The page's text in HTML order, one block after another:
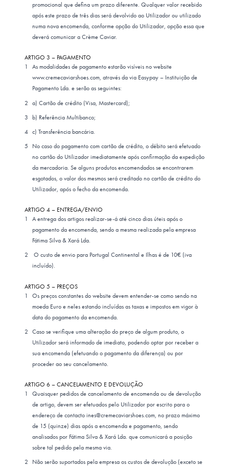
promocional que defina um prazo diferente. Qualquer valor recebido
após este prazo de três dias será devolvido ao Utilizador ou utilizado
numa nova encomenda, conforme opção do Utilizador, opção essa que
deverá comunicar a Crème Caviar.
ARTIGO 3 – PAGAMENTO
As modalidades de pagamento estarão visíveis no website
www.cremecaviarshoes.com, através da via Easypay – Instituição de
Pagamento Lda. e serão as seguintes:
a) Cartão de crédito (Visa, Mastercard);
b) Referência Multibanco;
c) Transferência bancária.
No caso do pagamento com cartão de crédito, o débito será efetuado
no cartão do Utilizador imediatamente após confirmação da expedição
da mercadoria. Se alguns produtos encomendados se encontrarem
esgotados, o valor dos mesmos será creditado no cartão de crédito do
Utilizador, após o fecho da encomenda.
ARTIGO 4 – ENTREGA/ENVIO
A entrega dos artigos realizar-se-á até cinco dias úteis após o
pagamento da encomenda, sendo a mesma realizada pela empresa
Fátima Silva & Xará Lda.
O custo de envio para Portugal Continental e Ilhas é de 10€ (iva
incluído).
ARTIGO 5 – PREÇOS
Os preços constantes do website devem entender-se como sendo na
moeda Euro e neles estando incluídas as taxas e impostos em vigor à
data do pagamento da encomenda.
Caso se verifique uma alteração do preço de algum produto, o
Utilizador será informado de imediato, podendo optar por receber a
sua encomenda (efetuando o pagamento da diferença) ou por
proceder ao seu cancelamento.
ARTIGO 6 – CANCELAMENTO E DEVOLUÇÃO
Quaisquer pedidos de cancelamento de encomenda ou de devolução
de artigo, devem ser efetuados pelo Utilizador por escrito para o
endereço de contacto ines@cremecaviarshoes.com, no prazo máximo
de 15 (quinze) dias após a encomenda e pagamento, sendo
analisados por Fátima Silva & Xará Lda. que comunicará a posição
sobre tal pedido pela mesma via.
Não serão suportados pela empresa os custos de devolução (exceto se